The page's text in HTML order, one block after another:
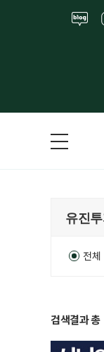
전체
검색결과 총